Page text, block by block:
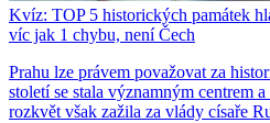
Kvíz: TOP 5 historických památek
víc jak 1 chybu, není Čech
Prahu lze právem považovat za
století se stala významným centrem
rozkvět však zažila za vlády císaře